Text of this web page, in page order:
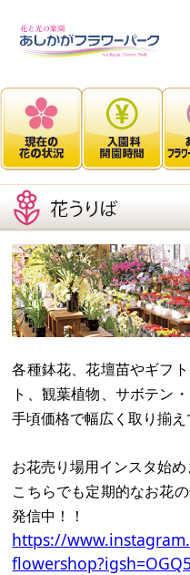
各種鉢花、花壇苗やギフ
ト、観葉植物、サボテン
手頃価格で幅広く取り揃え
お花売り場用インスタ始め
こちらでも定期的なお花
発信中！！
https://